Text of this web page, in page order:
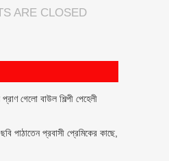
ARE CLOSED
গেলো বাউল শিল্পী পেহেলী
পাঠাতেন প্রবাসী প্রেমিকের কাছে,